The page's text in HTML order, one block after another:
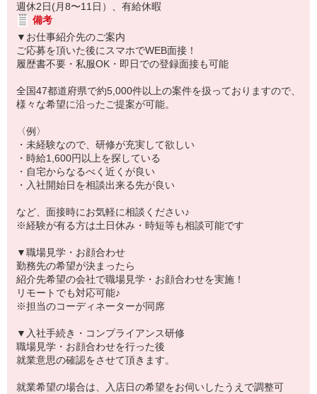
週休2日(月8〜11日）、有給休暇
備考
▼お仕事紹介先のご案内
ご応募を頂いた後にスマホでWEB面接！
履歴書不要・私服OK・即日での登録面接も可能
全国47都道府県で約5,000件以上の案件を扱っておりますので、
様々な希望に沿ったご提案が可能。
〈例〉
・未経験なので、研修が充実して欲しい
・時給1,600円以上を探している
・自宅からなるべく近くが良い
・入社開始日を相談出来る先が良い
など、面接時にお気軽に相談ください♪
※経験が有る方は土日休み・時短等も相談可能です
▼職場見学・お顔合わせ
勤務先の希望が決まったら
紹介先希望の会社で職場見学・お顔合わせを実施！
リモートでも対応可能♪
※担当のコーディネーターが同席
▼入社手続き・コンプライアンス研修
職場見学・お顔合わせを行った後
就業意思の確認をさせて頂きます。
就業希望の場合は、入店日の希望をお伺いしたうえで調整可